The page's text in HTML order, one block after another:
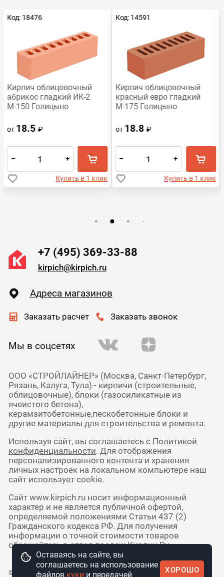
Код: 18476
Кирпич облицовочный
абрикос гладкий ИК-2
М-150 Голицыно
от 18.5₽
– +
Купить в 1 клик
Код: 14591
Кирпич облицовочный
красный евро гладкий
М-175 Голицыно
от 18.8₽
– +
Купить в 1 клик
+7 (495) 369-33-88
kirpich@kirpich.ru
Адреса магазинов
Заказать расчет Заказать звонок
Мы в соцсетях
ООО «СТРОЙЛАЙНЕР» (Москва, Санкт-Петербург,
Рязань, Калуга, Тула) - кирпичи (строительные,
облицовочные), блоки (газосиликатные из
ячеистого бетона),
керамзитобетонные,пескобетонные блоки и
другие материалы для строительства и ремонта.
Используя сайт, вы соглашаетесь с Политикой
конфиденциальности. Для отображения
персонализированного контента и хранения
личных настроек на локальном компьютере наш
сайт использует cookie.
Сайт www.kirpich.ru носит информационный
характер и не является публичной офертой,
определяемой положениями Статьи 437 (2)
Гражданского кодекса РФ. Для получения
информации о точной стоимости товаров
обращайтесь в отдел продаж Кирпич Ру.
© 2010 - 2026 Интернет-магазин
Оставаясь на сайте, вы
соглашаетесь на использование
файлов куки и передачей
ХОРОШО